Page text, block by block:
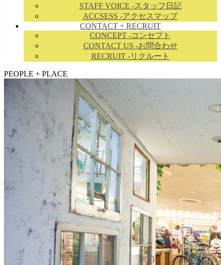
STAFF VOICE -スタッフ日記
ACCSESS -アクセスマップ
CONTACT + RECRUIT
CONCEPT -コンセプト
CONTACT US -お問合わせ
RECRUIT-リクルート
займ на карту онлайн без отказа
PEOPLE + PLACE